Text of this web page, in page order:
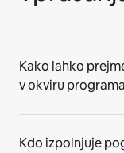
Kako lahko
v okviru
Kdo izpolnjuje